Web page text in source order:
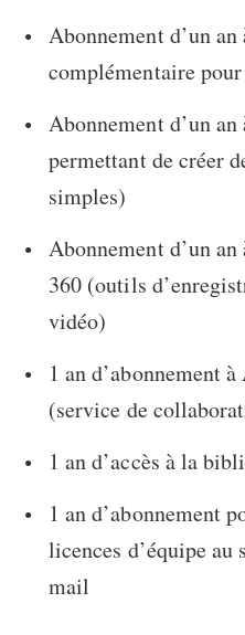
Abonnement d’un
complémentaire
Abonnement d’un
permettant de créer
simples)
Abonnement d’un
360 (outils
vidéo)
1 an d’abonnement
(service de
1 an d’accès à la
1 an d’abonnement
licences d’équipe au
mail